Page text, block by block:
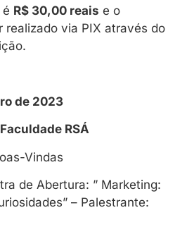
R$ 30,00 reais e o
realizado via PIX através do
de 2023
RSÁ
Vindas
de Abertura: ” Marketing:
– Palestrante: